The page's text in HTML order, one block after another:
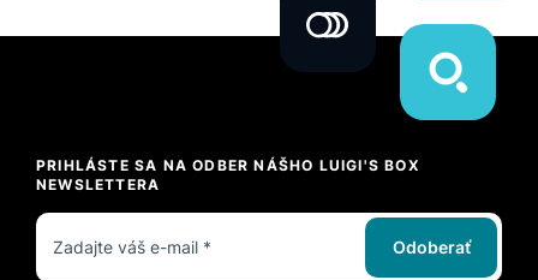
PRIHLÁSTE SA NA ODBER NÁŠHO LUIGI'S BOX
NEWSLETTERA
Odoberať